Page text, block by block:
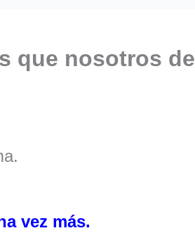
que nosotros de
vez más.